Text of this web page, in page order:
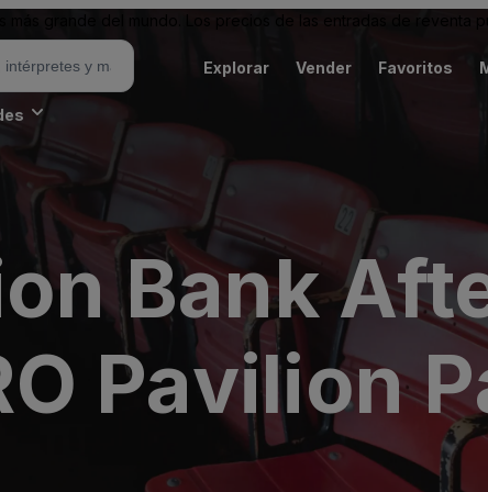
Explorar Vender Favoritos
Bank
Pavilion